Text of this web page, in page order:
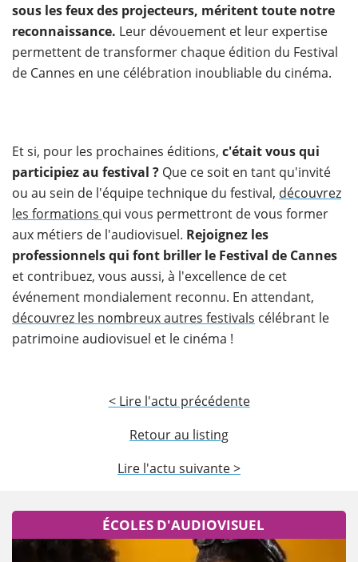
sous les feux des projecteurs, méritent toute notre
reconnaissance. Leur dévouement et leur expertise
permettent de transformer chaque édition du Festival
de Cannes en une célébration inoubliable du cinéma.
Et si, pour les prochaines éditions, c'était vous qui
participiez au festival ? Que ce soit en tant qu'invité
ou au sein de l'équipe technique du festival, découvrez
les formations qui vous permettront de vous former
aux métiers de l'audiovisuel. Rejoignez les
professionnels qui font briller le Festival de Cannes
et contribuez, vous aussi, à l'excellence de cet
événement mondialement reconnu. En attendant,
découvrez les nombreux autres festivals célébrant le
patrimoine audiovisuel et le cinéma !
< Lire l'actu précédente
Retour au listing
Lire l'actu suivante >
ÉCOLES D'AUDIOVISUEL